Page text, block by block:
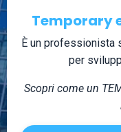
Temporary
È un professionista
per
Scopri come un